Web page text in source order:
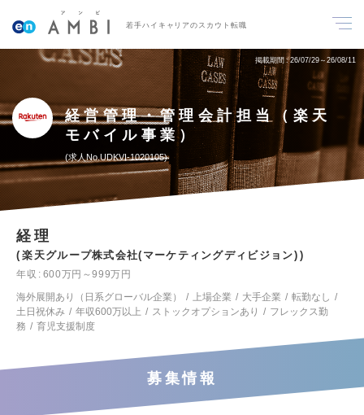
若手ハイキャリアのスカウト転職
掲載期間 26/07/29～26/08/11
経営管理・管理会計担当（楽天
モバイル事業）
求人No.UDKVI-1020105
経理
楽天グループ株式会社(マーケティングディビジョン)
年収
600万円～999万円
海外展開あり（日系グローバル企業）
上場企業 大手企業
転勤なし
土日祝休み
年収600万以上 ストックオプションあり
フレックス勤
務
育児支援制度
募集情報